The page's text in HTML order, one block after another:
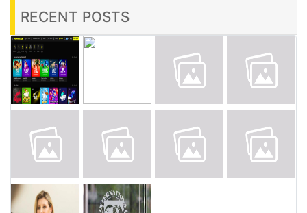
RECENT POSTS